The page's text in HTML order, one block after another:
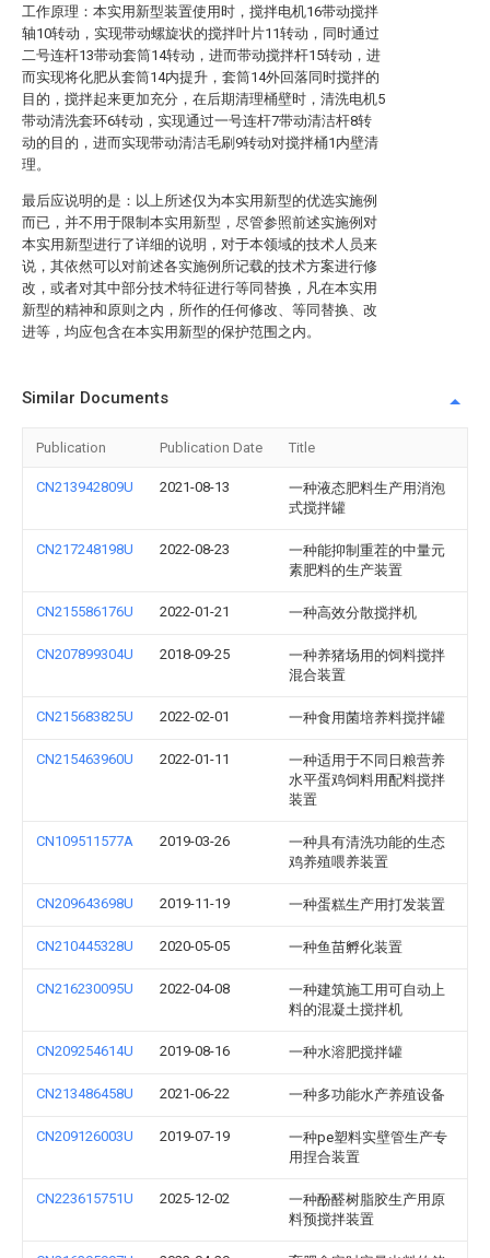
工作原理：本实用新型装置使用时，搅拌电机16带动搅拌
轴10转动，实现带动螺旋状的搅拌叶片11转动，同时通过
二号连杆13带动套筒14转动，进而带动搅拌杆15转动，进
而实现将化肥从套筒14内提升，套筒14外回落同时搅拌的
目的，搅拌起来更加充分，在后期清理桶壁时，清洗电机5
带动清洗套环6转动，实现通过一号连杆7带动清洁杆8转
动的目的，进而实现带动清洁毛刷9转动对搅拌桶1内壁清
理。
最后应说明的是：以上所述仅为本实用新型的优选实施例
而已，并不用于限制本实用新型，尽管参照前述实施例对
本实用新型进行了详细的说明，对于本领域的技术人员来
说，其依然可以对前述各实施例所记载的技术方案进行修
改，或者对其中部分技术特征进行等同替换，凡在本实用
新型的精神和原则之内，所作的任何修改、等同替换、改
进等，均应包含在本实用新型的保护范围之内。
Similar Documents
Publication Publication Date Title
CN213942809U 2021-08-13
一种液态肥料生产用消泡
式搅拌罐
CN217248198U 2022-08-23
一种能抑制重茬的中量元
素肥料的生产装置
CN215586176U 2022-01-21 一种高效分散搅拌机
CN207899304U 2018-09-25
一种养猪场用的饲料搅拌
混合装置
CN215683825U 2022-02-01 一种食用菌培养料搅拌罐
CN215463960U 2022-01-11
一种适用于不同日粮营养
水平蛋鸡饲料用配料搅拌
装置
CN109511577A 2019-03-26
一种具有清洗功能的生态
鸡养殖喂养装置
CN209643698U 2019-11-19 一种蛋糕生产用打发装置
CN210445328U 2020-05-05 一种鱼苗孵化装置
CN216230095U 2022-04-08
一种建筑施工用可自动上
料的混凝土搅拌机
CN209254614U 2019-08-16 一种水溶肥搅拌罐
CN213486458U 2021-06-22 一种多功能水产养殖设备
CN209126003U 2019-07-19
一种pe塑料实壁管生产专
用捏合装置
CN223615751U 2025-12-02
一种酚醛树脂胶生产用原
料预搅拌装置